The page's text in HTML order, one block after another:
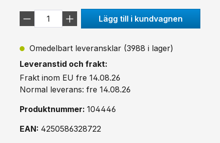
Lägg till i kundvagnen
Omedelbart leveransklar (3988 i lager)
Leveranstid och frakt:
Frakt inom EU fre 14.08.26
Normal leverans: fre 14.08.26
Produktnummer: 104446
EAN: 4250586328722